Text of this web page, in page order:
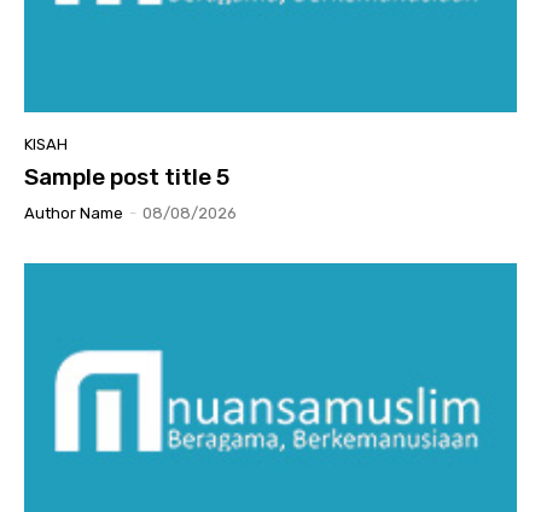
KISAH
Sample post title 5
Author Name - 08/08/2026